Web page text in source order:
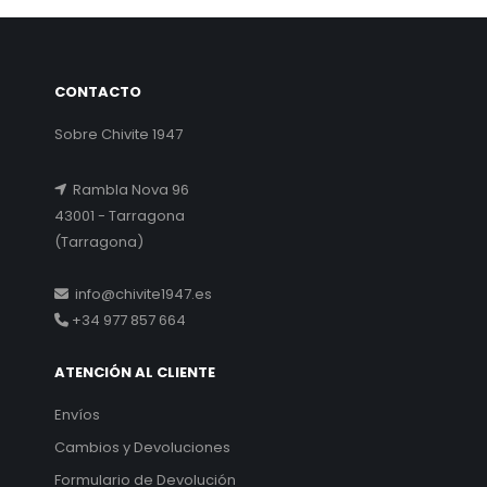
CONTACTO
Sobre Chivite 1947
Rambla Nova 96
43001 - Tarragona
(Tarragona)
info@chivite1947.es
+34 977 857 664
ATENCIÓN AL CLIENTE
Envíos
Cambios y Devoluciones
Formulario de Devolución